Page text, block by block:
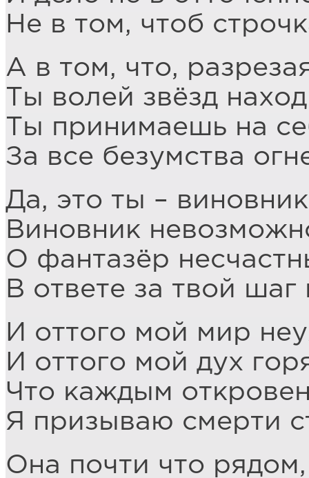
Не в том, чтоб
А в том, что,
Ты волей звёзд
Ты принимаешь на
За все безумства
Да, это ты –
Виновник
О фантазёр
В ответе за твой
И оттого мой мир
И оттого мой дух
Что каждым
Я призываю смерти
Она почти что